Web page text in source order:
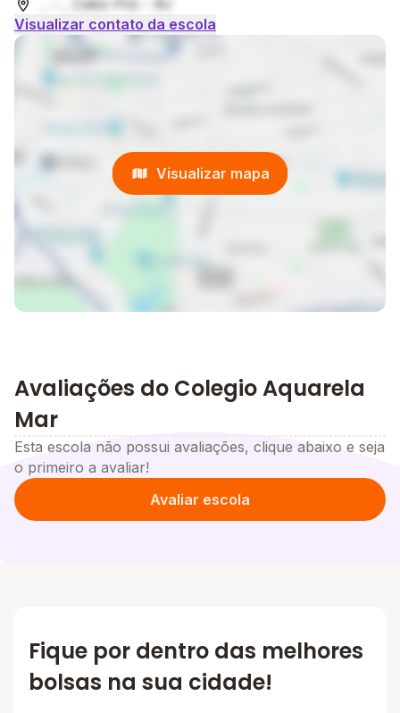
, - , Cabo Frio - RJ
Visualizar contato da escola
Visualizar mapa
Avaliações do Colegio Aquarela
Mar
Esta escola não possui avaliações, clique abaixo e seja
o primeiro a avaliar!
Avaliar escola
Fique por dentro das melhores
bolsas na sua cidade!